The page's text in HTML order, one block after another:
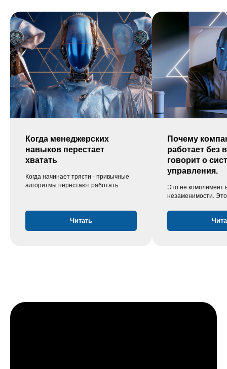
Когда менеджерских
навыков перестает
хватать
Когда начинает трясти - привычные
алгоритмы перестают работать
Читать
Почему
работает без
говорит о
управления.
Это не комплимент
незаменимости.